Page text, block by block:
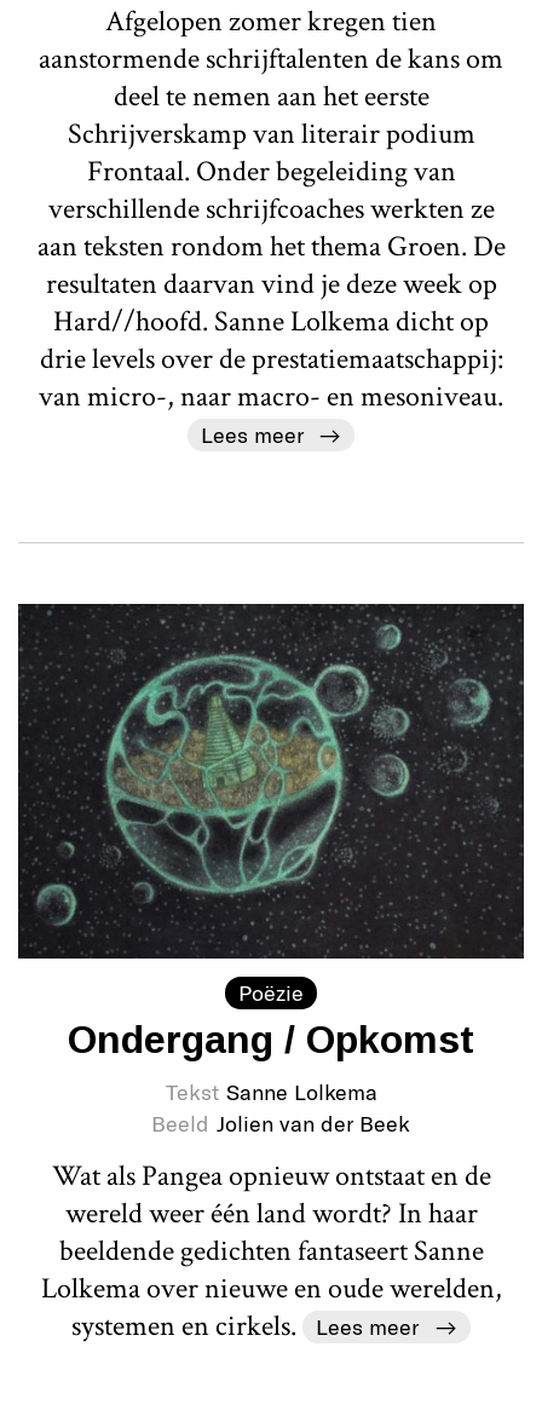
Afgelopen zomer kregen tien
aanstormende schrijftalenten de kans om
deel te nemen aan het eerste
Schrijverskamp van literair podium
Frontaal. Onder begeleiding van
verschillende schrijfcoaches werkten ze
aan teksten rondom het thema Groen. De
resultaten daarvan vind je deze week op
Hard//hoofd. Sanne Lolkema dicht op
drie levels over de prestatiemaatschappij:
van micro-, naar macro- en mesoniveau.
Lees meer
Poëzie
Ondergang / Opkomst
Tekst Sanne Lolkema
Beeld Jolien van der Beek
Wat als Pangea opnieuw ontstaat en de
wereld weer één land wordt? In haar
beeldende gedichten fantaseert Sanne
Lolkema over nieuwe en oude werelden,
systemen en cirkels.
Lees meer